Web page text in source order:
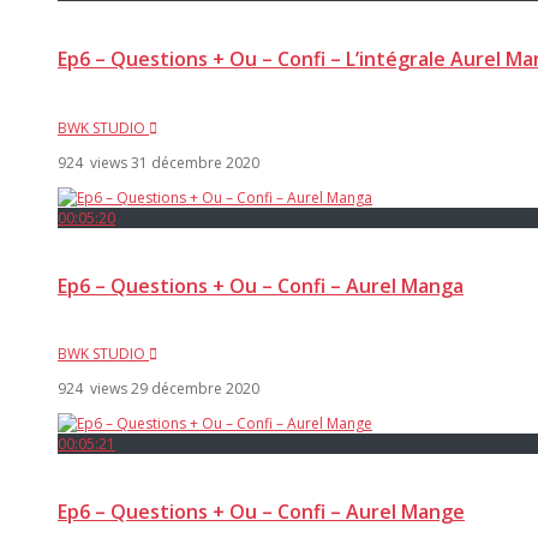
Ep6 – Questions + Ou – Confi – L’intégrale Aurel
BWK STUDIO
924 views31 décembre 2020
00:05:20
Ep6 – Questions + Ou – Confi – Aurel Manga
BWK STUDIO
924 views29 décembre 2020
00:05:21
Ep6 – Questions + Ou – Confi – Aurel Mange